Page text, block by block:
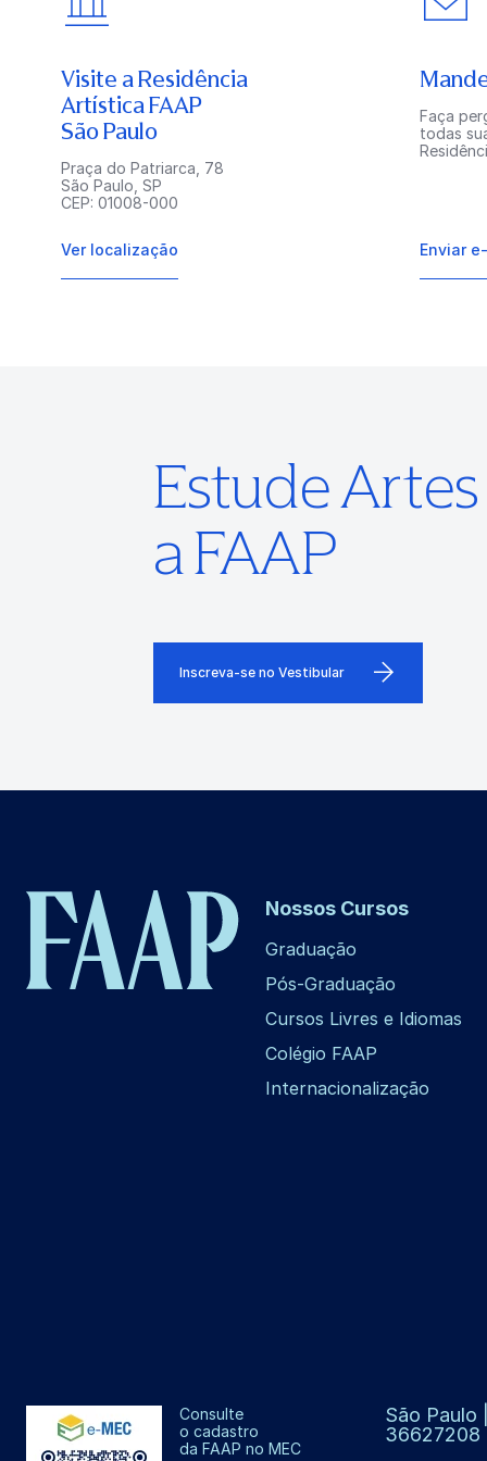
Visite a Residência
Artística FAAP
São Paulo
Praça do Patriarca, 78
São Paulo, SP
CEP: 01008-000
Ver localização
Faça
todas
Enviar
Estude
a FAAP
Inscreva-se no Vestibular
Nossos Cursos
Graduação
Pós-Graduação
Cursos Livres e Idiomas
Colégio FAAP
Internacionalização
Consulte
o cadastro
da FAAP no MEC
São Paulo
36627208